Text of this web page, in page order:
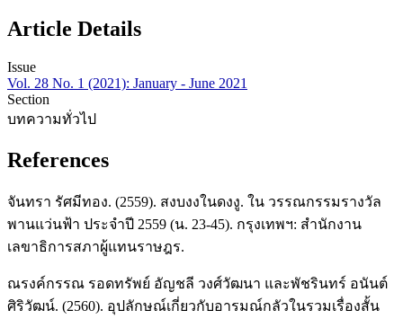
Article Details
Issue
Vol. 28 No. 1 (2021): January - June 2021
Section
บทความทั่วไป
References
จันทรา รัศมีทอง. (2559). สงบงงในดงงู. ใน วรรณกรรมรางวัล
พานแว่นฟ้า ประจำปี 2559 (น. 23-45). กรุงเทพฯ: สำนักงาน
เลขาธิการสภาผู้แทนราษฎร.
ณรงค์กรรณ รอดทรัพย์ อัญชลี วงศ์วัฒนา และพัชรินทร์ อนันต์
ศิริวัฒน์. (2560). อุปลักษณ์เกี่ยวกับอารมณ์กลัวในรวมเรื่องสั้น